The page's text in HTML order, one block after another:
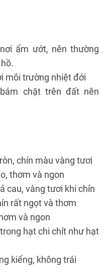
ẩm ướt, nên thường
môi trường nhiệt đới
chặt trên đất nên
chín màu vàng tươi
thơm và ngon
cau, vàng tươi khi chín
rất ngọt và thơm
và ngon
hạt chi chít như hạt
kiểng, không trái